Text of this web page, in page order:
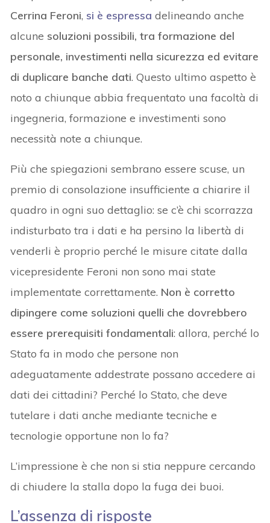
Cerrina Feroni, si è espressa delineando anche
alcune soluzioni possibili, tra formazione del
personale, investimenti nella sicurezza ed evitare
di duplicare banche dati. Questo ultimo aspetto è
noto a chiunque abbia frequentato una facoltà di
ingegneria, formazione e investimenti sono
necessità note a chiunque.
Più che spiegazioni sembrano essere scuse, un
premio di consolazione insufficiente a chiarire il
quadro in ogni suo dettaglio: se c’è chi scorrazza
indisturbato tra i dati e ha persino la libertà di
venderli è proprio perché le misure citate dalla
vicepresidente Feroni non sono mai state
implementate correttamente. Non è corretto
dipingere come soluzioni quelli che dovrebbero
essere prerequisiti fondamentali: allora, perché lo
Stato fa in modo che persone non
adeguatamente addestrate possano accedere ai
dati dei cittadini? Perché lo Stato, che deve
tutelare i dati anche mediante tecniche e
tecnologie opportune non lo fa?
L’impressione è che non si stia neppure cercando
di chiudere la stalla dopo la fuga dei buoi.
L’assenza di risposte